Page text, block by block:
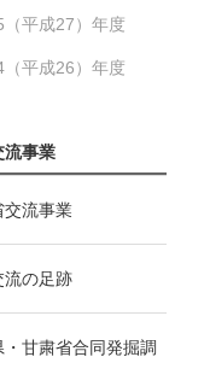
（平成27）年度
（平成26）年度
流事業
交流事業
流の足跡
・甘粛省合同発掘調